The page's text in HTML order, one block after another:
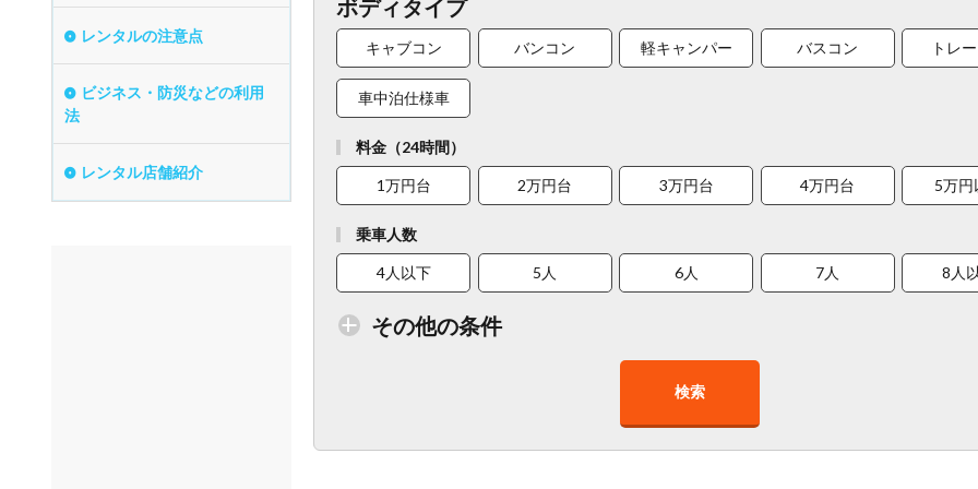
ボディタイプ
キャブコン バンコン 軽キャンパー バスコン トレ
車中泊仕様車
料金（24時間）
1万円台 2万円台 3万円台 4万円台 5万円
乗車人数
4人以下 5人 6人 7人 8人
その他の条件
走行距離少
ベビーシート 車椅子対応 プレミアム車両
検索
レンタルの注意点
ビジネス・防災などの利用
法
レンタル店舗紹介